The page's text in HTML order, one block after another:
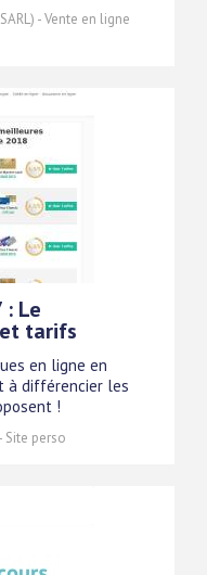
- Vente en ligne
: Le
tarifs
en ligne en
à différencier les
!
- Site perso